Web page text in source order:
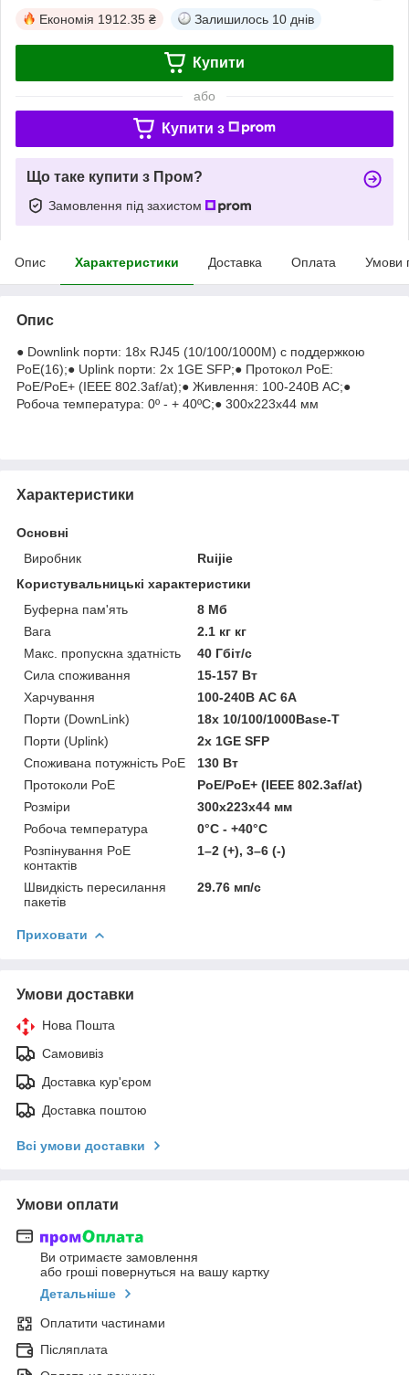
Економія 1912.35 ₴ Залишилось 10 днів
Купити
або
Купити з
Що таке купити з Пром?
Замовлення під захистом
Опис Характеристики Доставка Оплата Умови
Опис
● Downlink порти: 18x RJ45 (10/100/1000M) с поддержкою
PoE(16);● Uplink порти: 2x 1GE SFP;● Протокол PoE:
PoE/PoE+ (IEEE 802.3af/at);● Живлення: 100-240В АС;●
Робоча температура: 0º - + 40ºC;● 300x223x44 мм
Характеристики
Основні
Виробник
Ruijie
Користувальницькі характеристики
Буферна пам'ять
8 Мб
Вага
2.1 кг кг
Макс. пропускна здатність
40 Гбіт/с
Сила споживання
15-157 Вт
Харчування
100-240В АС 6А
Порти (DownLink)
18х 10/100/1000Base-T
Порти (Uplink)
2х 1GE SFP
Споживана потужність PoE
130 Вт
Протоколи PoE
PoE/PoE+ (IEEE 802.3af/at)
Розміри
300x223x44 мм
Робоча температура
0°C - +40°C
Розпінування PoE
контактів
1–2 (+), 3–6 (-)
Швидкість пересилання
пакетів
29.76 мп/с
Приховати
Умови доставки
Нова Пошта
Самовивіз
Доставка кур'єром
Доставка поштою
Всі умови доставки
Умови оплати
Ви отримаєте замовлення
або гроші повернуться на вашу картку
Детальніше
Оплатити частинами
Післяплата